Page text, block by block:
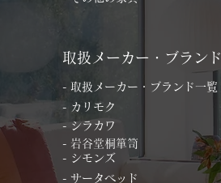
取扱メーカー・ブランド
- 取扱メーカー・ブランド一覧
- カリモク
- シラカワ
- 岩谷堂桐箪笥
- シモンズ
- サータベッド